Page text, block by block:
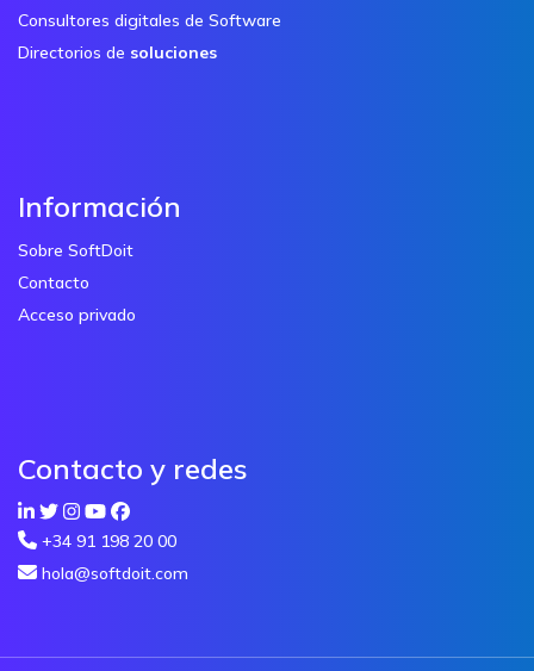
Consultores digitales de Software
Directorios de soluciones
Información
Sobre SoftDoit
Contacto
Acceso privado
Contacto y redes
+34 91 198 20 00
hola@softdoit.com